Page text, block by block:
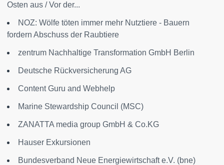
Osten aus / Vor der...
NOZ: Wölfe töten immer mehr Nutztiere - Bauern
fordern Abschuss der Raubtiere
zentrum Nachhaltige Transformation GmbH Berlin
Deutsche Rückversicherung AG
Content Guru and Webhelp
Marine Stewardship Council (MSC)
ZANATTA media group GmbH & Co.KG
Hauser Exkursionen
Bundesverband Neue Energiewirtschaft e.V. (bne)